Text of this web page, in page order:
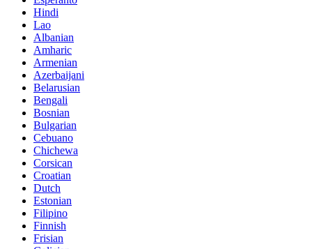
Hindi
Lao
Albanian
Amharic
Armenian
Azerbaijani
Belarusian
Bengali
Bosnian
Bulgarian
Cebuano
Chichewa
Corsican
Croatian
Dutch
Estonian
Filipino
Finnish
Frisian